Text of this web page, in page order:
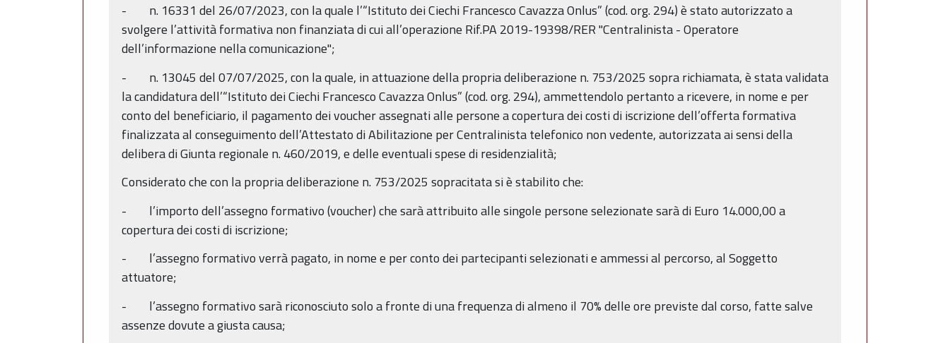
- n. 16331 del 26/07/2023, con la quale l’“Istituto dei Ciechi Francesco Cavazza Onlus” (cod. org. 294) è stato autorizzato a
svolgere l’attività formativa non finanziata di cui all’operazione Rif.PA 2019-19398/RER "Centralinista - Operatore
dell’informazione nella comunicazione";
- n. 13045 del 07/07/2025, con la quale, in attuazione della propria deliberazione n. 753/2025 sopra richiamata, è stata validata
la candidatura dell’“Istituto dei Ciechi Francesco Cavazza Onlus” (cod. org. 294), ammettendolo pertanto a ricevere, in nome e per
conto del beneficiario, il pagamento dei voucher assegnati alle persone a copertura dei costi di iscrizione dell’offerta formativa
finalizzata al conseguimento dell’Attestato di Abilitazione per Centralinista telefonico non vedente, autorizzata ai sensi della
delibera di Giunta regionale n. 460/2019, e delle eventuali spese di residenzialità;
Considerato che con la propria deliberazione n. 753/2025 sopracitata si è stabilito che:
- l’importo dell’assegno formativo (voucher) che sarà attribuito alle singole persone selezionate sarà di Euro 14.000,00 a
copertura dei costi di iscrizione;
- l’assegno formativo verrà pagato, in nome e per conto dei partecipanti selezionati e ammessi al percorso, al Soggetto
attuatore;
- l’assegno formativo sarà riconosciuto solo a fronte di una frequenza di almeno il 70% delle ore previste dal corso, fatte salve
assenze dovute a giusta causa;